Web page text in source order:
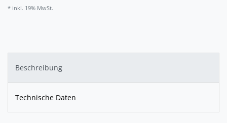
* inkl. 19% MwSt.
Beschreibung
Technische Daten